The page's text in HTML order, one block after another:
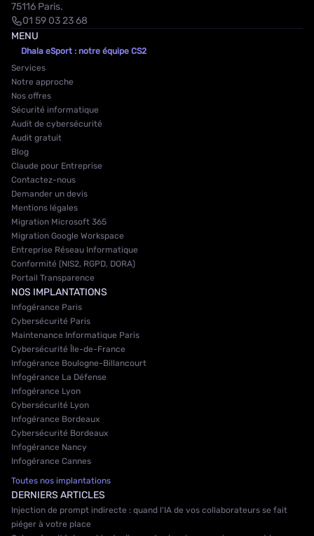
75116 Paris.
01 59 03 23 68
MENU
Dhala eSport : notre équipe CS2
Services
Notre approche
Nos offres
Sécurité informatique
Audit de cybersécurité
Audit gratuit
Blog
Claude pour Entreprise
Contactez-nous
Demander un devis
Mentions légales
Migration Microsoft 365
Migration Google Workspace
Entreprise Réseau Informatique
Conformité (NIS2, RGPD, DORA)
Portail Transparence
NOS IMPLANTATIONS
Infogérance Paris
Cybersécurité Paris
Maintenance Informatique Paris
Cybersécurité Île-de-France
Infogérance Boulogne-Billancourt
Infogérance La Défense
Infogérance Lyon
Cybersécurité Lyon
Infogérance Bordeaux
Cybersécurité Bordeaux
Infogérance Nancy
Infogérance Cannes
Toutes nos implantations
DERNIERS ARTICLES
Injection de prompt indirecte : quand l'IA de vos collaborateurs se fait
piéger à votre place